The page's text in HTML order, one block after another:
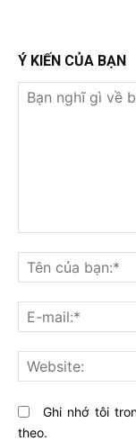
Ý KIẾN CỦA BẠN
nghĩ
gì
về
bài
viết
này?
Ghi nhớ tôi
theo.